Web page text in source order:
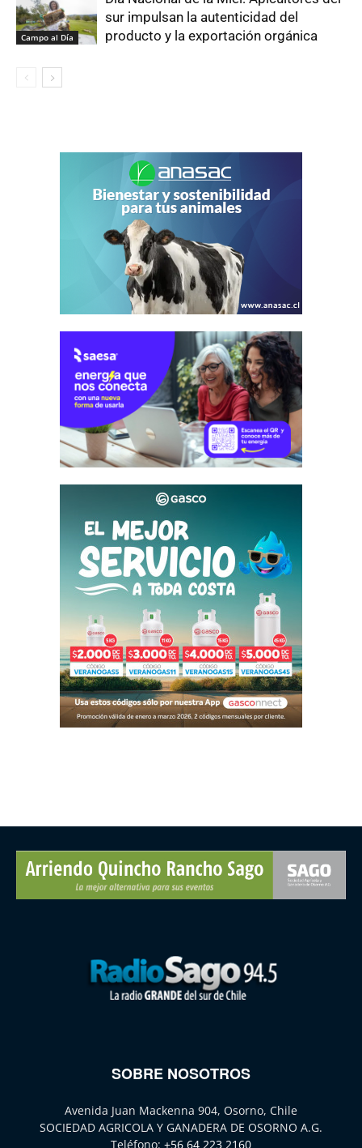
Campo al Día
sur impulsan la autenticidad del
producto y la exportación orgánica
SOBRE NOSOTROS
Avenida Juan Mackenna 904, Osorno, Chile
SOCIEDAD AGRICOLA Y GANADERA DE OSORNO A.G.
Teléfono: +56 64 223 2160